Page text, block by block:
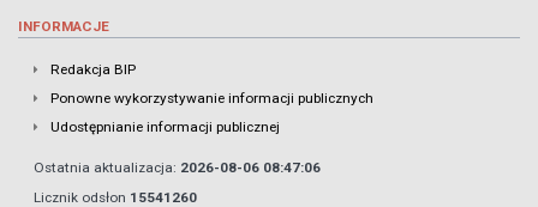
INFORMACJE
Redakcja BIP
Ponowne wykorzystywanie informacji publicznych
Udostępnianie informacji publicznej
Ostatnia aktualizacja: 2026-08-06 08:47:06
Licznik odsłon 15541260